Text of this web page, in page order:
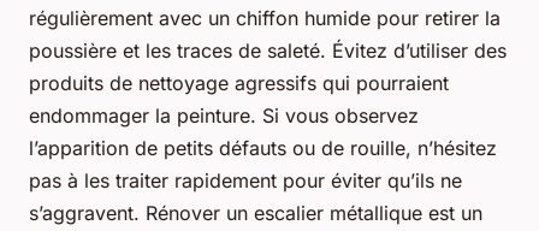
régulièrement avec un chiffon humide pour retirer la
poussière et les traces de saleté. Évitez d’utiliser des
produits de nettoyage agressifs qui pourraient
endommager la peinture. Si vous observez
l’apparition de petits défauts ou de rouille, n’hésitez
pas à les traiter rapidement pour éviter qu’ils ne
s’aggravent. Rénover un escalier métallique est un